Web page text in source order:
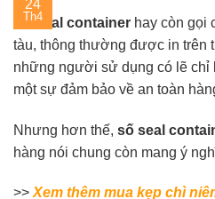
24
Th4
Số seal container hay còn gọi
tàu, thông thường được in trên
những người sử dụng có lẽ chỉ
một sự đảm bảo về an toàn
Nhưng hơn thế, số seal
hàng nói chung còn mang ý
>> Xem thêm mua kẹp chì